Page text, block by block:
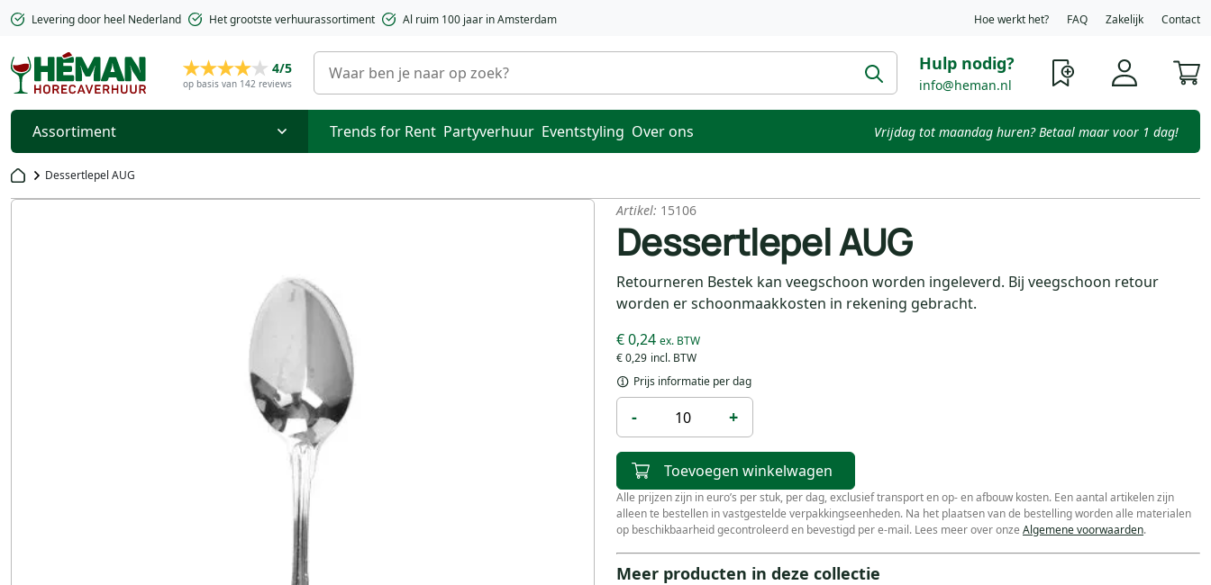
Levering door heel Nederland Het grootste verhuurassortiment Al ruim 100 jaar in Amsterdam Hoe werkt het? FAQ Zakelijk Contact
4/5
op basis van 142 reviews
Hulp nodig?
info@heman.nl
Assortiment Trends for Rent Partyverhuur Eventstyling Over ons Vrijdag tot maandag huren? Betaal maar voor 1 dag!
Dessertlepel AUG
Artikel: 15106
Dessertlepel AUG
Retourneren Bestek kan veegschoon worden ingeleverd. Bij veegschoon retour
worden er schoonmaakkosten in rekening gebracht.
€ 0,29
€ 0,24
Prijs informatie per dag
- +
Toevoegen winkelwagen
Alle prijzen zijn in euro’s per stuk, per dag, exclusief transport en op- en afbouw kosten. Een aantal artikelen zijn
alleen te bestellen in vastgestelde verpakkingseenheden. Na het plaatsen van de bestelling worden alle materialen
op beschikbaarheid gecontroleerd en bevestigd per e-mail. Lees meer over onze Algemene voorwaarden.
Meer producten in deze collectie